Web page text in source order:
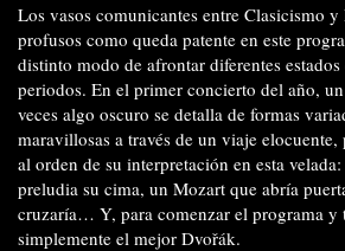
Los vasos comunicantes entre Clasicismo
profusos como queda patente en este
distinto modo de afrontar diferentes
periodos. En el primer concierto del año,
veces algo oscuro se detalla de formas
maravillosas a través de un viaje elocuente,
al orden de su interpretación en esta
preludia su cima, un Mozart que abría
cruzaría… Y, para comenzar el programa y
simplemente el mejor Dvořák.